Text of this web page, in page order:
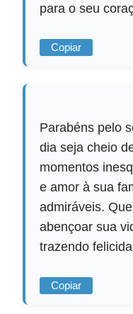
para o seu
Copiar
Parabéns pelo
dia seja cheio
momentos
e amor à sua
admiráveis.
abençoar sua
trazendo
Copiar